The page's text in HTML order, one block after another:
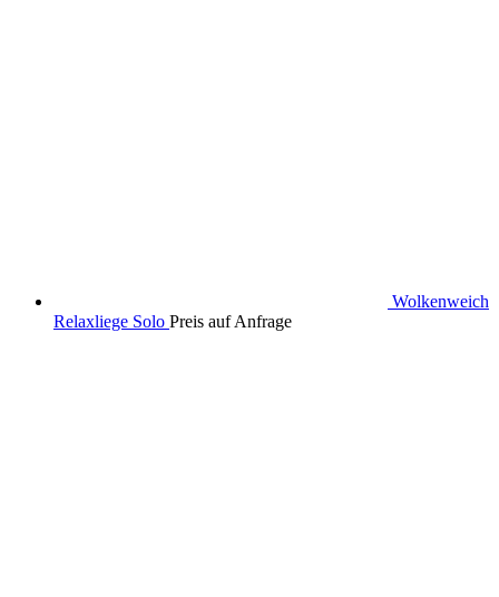
Wolkenweich
Relaxliege Solo Preis auf Anfrage